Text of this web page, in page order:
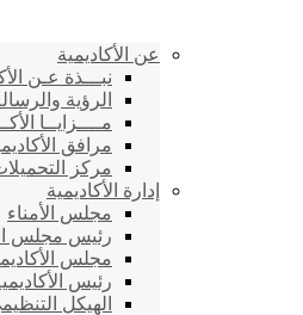
عن الأكاديمية
نبـــذة عـن
الرؤية
مــــزايــا
مرافق
مركز
إدارة الأكاديمية
مجلس الأمناء
رئيس مجلس
مجلس
رئيس
الهيكل